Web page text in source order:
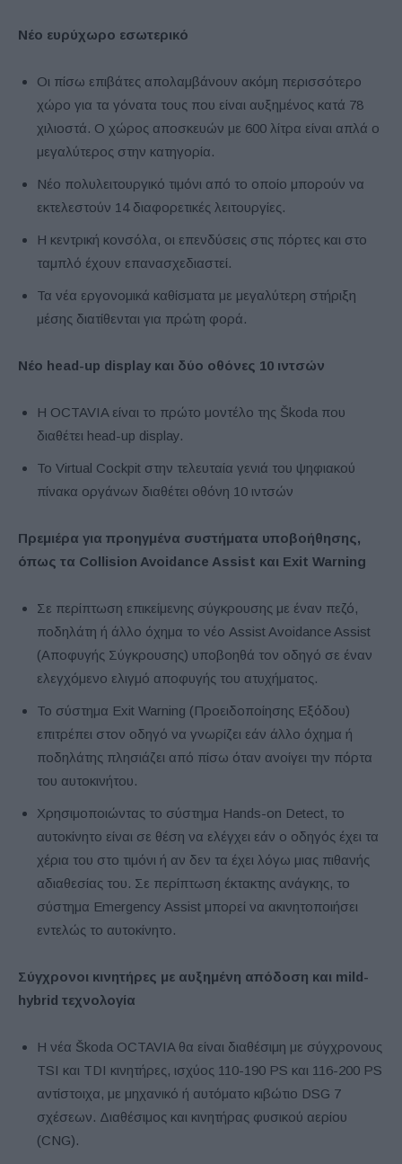
Νέο ευρύχωρο εσωτερικό
Οι πίσω επιβάτες απολαμβάνουν ακόμη περισσότερο
χώρο για τα γόνατα τους που είναι αυξημένος κατά 78
χιλιοστά. Ο χώρος αποσκευών με 600 λίτρα είναι απλά ο
μεγαλύτερος στην κατηγορία.
Νέο πολυλειτουργικό τιμόνι από το οποίο μπορούν να
εκτελεστούν 14 διαφορετικές λειτουργίες.
Η κεντρική κονσόλα, οι επενδύσεις στις πόρτες και στο
ταμπλό έχουν επανασχεδιαστεί.
Τα νέα εργονομικά καθίσματα με μεγαλύτερη στήριξη
μέσης διατίθενται για πρώτη φορά.
Νέο head-up display και δύο οθόνες 10 ιντσών
Η OCTAVIA είναι το πρώτο μοντέλο της Škoda που
διαθέτει head-up display.
Το Virtual Cockpit στην τελευταία γενιά του ψηφιακού
πίνακα οργάνων διαθέτει οθόνη 10 ιντσών
Πρεμιέρα για προηγμένα συστήματα υποβοήθησης,
όπως τα Collision Avoidance Assist και Exit Warning
Σε περίπτωση επικείμενης σύγκρουσης με έναν πεζό,
ποδηλάτη ή άλλο όχημα το νέο Assist Avoidance Assist
(Αποφυγής Σύγκρουσης) υποβοηθά τον οδηγό σε έναν
ελεγχόμενο ελιγμό αποφυγής του ατυχήματος.
Το σύστημα Exit Warning (Προειδοποίησης Εξόδου)
επιτρέπει στον οδηγό να γνωρίζει εάν άλλο όχημα ή
ποδηλάτης πλησιάζει από πίσω όταν ανοίγει την πόρτα
του αυτοκινήτου.
Χρησιμοποιώντας το σύστημα Hands-on Detect, το
αυτοκίνητο είναι σε θέση να ελέγχει εάν ο οδηγός έχει τα
χέρια του στο τιμόνι ή αν δεν τα έχει λόγω μιας πιθανής
αδιαθεσίας του. Σε περίπτωση έκτακτης ανάγκης, το
σύστημα Emergency Assist μπορεί να ακινητοποιήσει
εντελώς το αυτοκίνητο.
Σύγχρονοι κινητήρες με αυξημένη απόδοση και mild-
hybrid τεχνολογία
Η νέα Škoda OCTAVIA θα είναι διαθέσιμη με σύγχρονους
TSI και TDI κινητήρες, ισχύος 110-190 PS και 116-200 PS
αντίστοιχα, με μηχανικό ή αυτόματο κιβώτιο DSG 7
σχέσεων. Διαθέσιμος και κινητήρας φυσικού αερίου
(CNG).